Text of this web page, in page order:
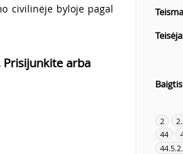
civilinėje byloje pagal
arba
Baigtis
2
44